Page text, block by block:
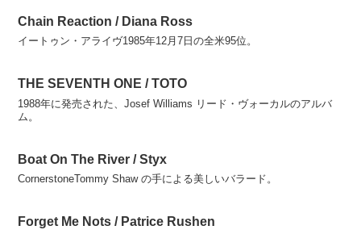
Chain Reaction / Diana Ross
イートゥン・アライヴ1985年12月7日の全米95位。
THE SEVENTH ONE / TOTO
1988年に発売された、Josef Williams リード・ヴォーカルのアルバ
ム。
Boat On The River / Styx
CornerstoneTommy Shaw の手による美しいバラード。
Forget Me Nots / Patrice Rushen